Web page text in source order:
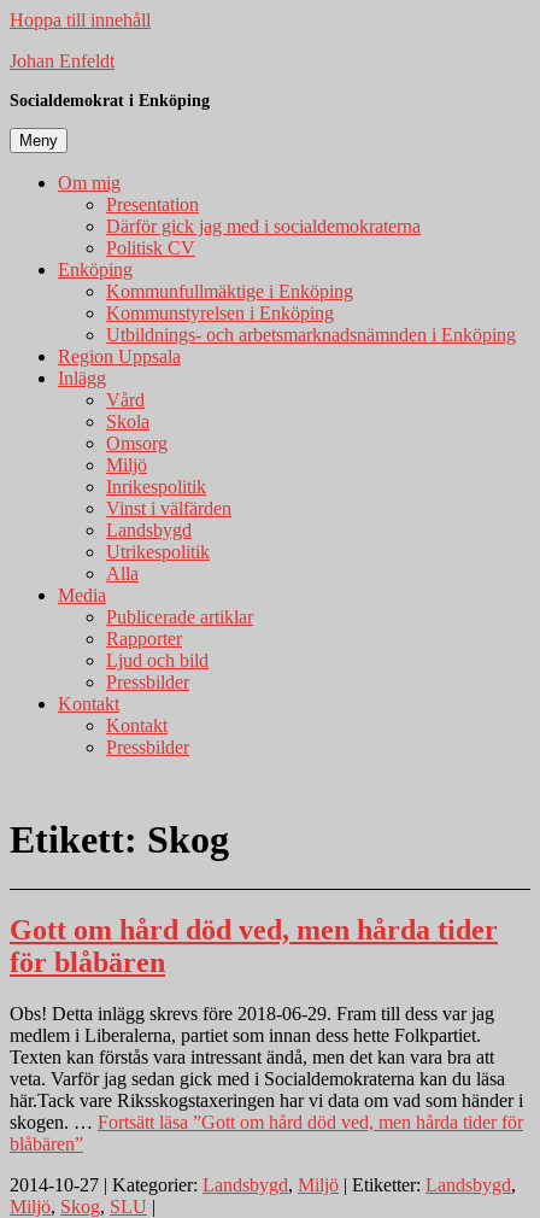
Hoppa till innehåll
Johan Enfeldt
Socialdemokrat i Enköping
Meny
Om mig
Presentation
Därför gick jag med i socialdemokraterna
Politisk CV
Enköping
Kommunfullmäktige i Enköping
Kommunstyrelsen i Enköping
Utbildnings- och arbetsmarknadsnämnden i Enköping
Region Uppsala
Inlägg
Vård
Skola
Omsorg
Miljö
Inrikespolitik
Vinst i välfärden
Landsbygd
Utrikespolitik
Alla
Media
Publicerade artiklar
Rapporter
Ljud och bild
Pressbilder
Kontakt
Kontakt
Pressbilder
Etikett: Skog
Gott om hård död ved, men hårda tider
för blåbären
Obs! Detta inlägg skrevs före 2018-06-29. Fram till dess var jag
medlem i Liberalerna, partiet som innan dess hette Folkpartiet.
Texten kan förstås vara intressant ändå, men det kan vara bra att
veta. Varför jag sedan gick med i Socialdemokraterna kan du läsa
här.Tack vare Riksskogstaxeringen har vi data om vad som händer i
skogen. … Fortsätt läsa ”Gott om hård död ved, men hårda tider för
blåbären”
2014-10-27 | Kategorier: Landsbygd, Miljö | Etiketter: Landsbygd,
Miljö, Skog, SLU |